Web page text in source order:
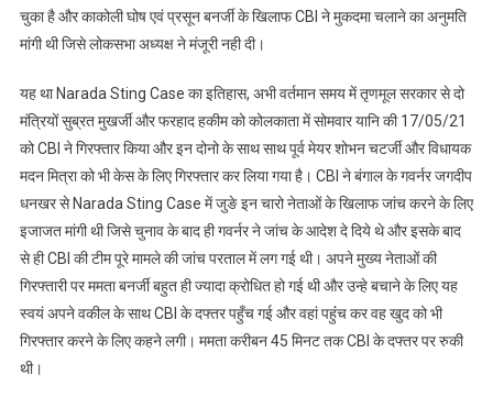
चुका है और काकोली घोष एवं प्रसून बनर्जी के खिलाफ CBI ने मुकदमा चलाने का अनुमति
मांगी थी जिसे लोकसभा अध्यक्ष ने मंजूरी नही दी।
यह था Narada Sting Case का इतिहास, अभी वर्तमान समय में तृणमूल सरकार से दो
मंत्रियों सुब्रत मुखर्जी और फरहाद हकीम को कोलकाता में सोमवार यानि की 17/05/21
को CBI ने गिरफ्तार किया और इन दोनो के साथ साथ पूर्व मेयर शोभन चटर्जी और विधायक
मदन मित्रा को भी केस के लिए गिरफ्तार कर लिया गया है। CBI ने बंगाल के गवर्नर जगदीप
धनखर से Narada Sting Case में जुङे इन चारो नेताओं के खिलाफ जांच करने के लिए
इजाजत मांगी थी जिसे चुनाव के बाद ही गवर्नर ने जांच के आदेश दे दिये थे और इसके बाद
से ही CBI की टीम पूरे मामले की जांच परताल में लग गई थी। अपने मुख्य नेताओं की
गिरफ्तारी पर ममता बनर्जी बहुत ही ज्यादा क्रोधित हो गई थी और उन्हे बचाने के लिए यह
स्वयं अपने वकील के साथ CBI के दफ्तर पहुँच गई और वहां पहुंंच कर वह खुद को भी
गिरफ्तार करने के लिए कहने लगी। ममता करीबन 45 मिनट तक CBI के दफ्तर पर रुकी
थी।